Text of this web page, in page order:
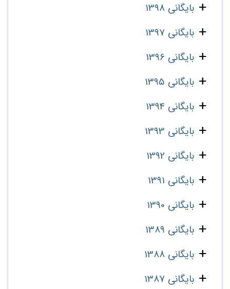
بایگانی 1398
بایگانی 1397
بایگانی 1396
بایگانی 1395
بایگانی 1394
بایگانی 1393
بایگانی 1392
بایگانی 1391
بایگانی 1390
بایگانی 1389
بایگانی 1388
بایگانی 1387